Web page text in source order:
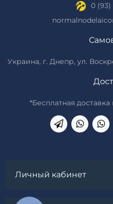
0
Украина, г. Днепр, ул.
*Бесплатная
Личный кабинет